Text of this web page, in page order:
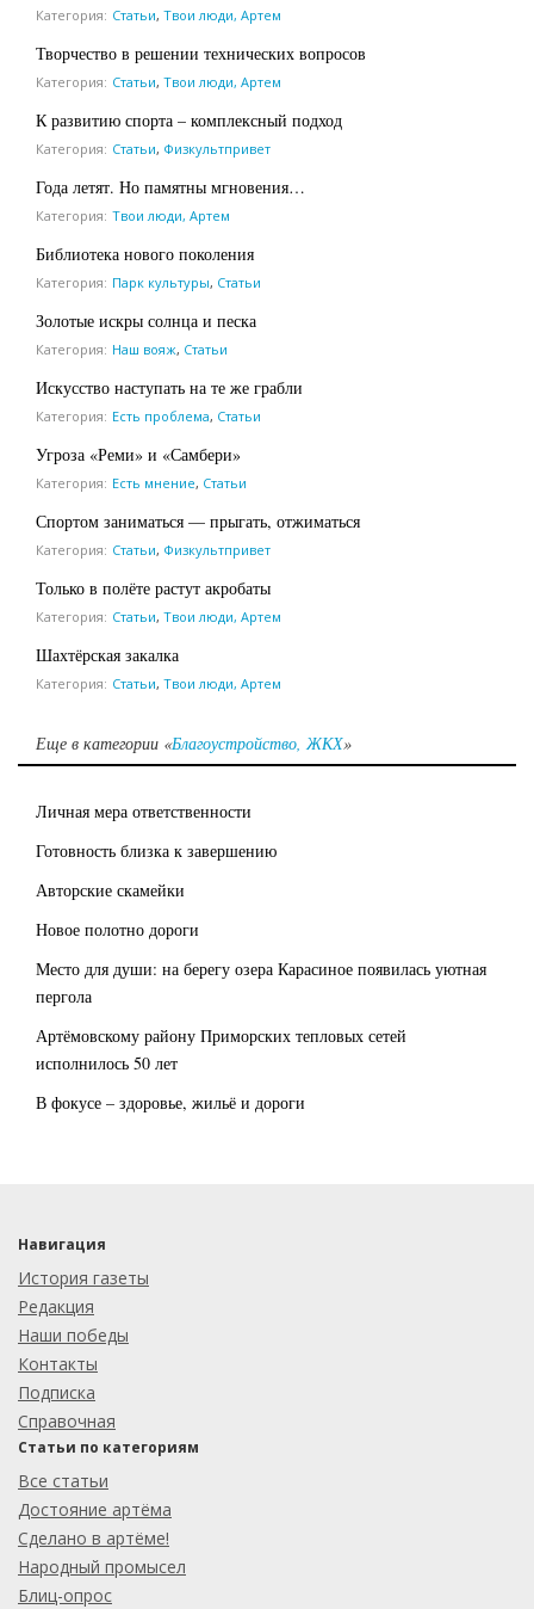
Категория: Статьи, Твои люди, Артем
Творчество в решении технических вопросов
Категория: Статьи, Твои люди, Артем
К развитию спорта – комплексный подход
Категория: Статьи, Физкультпривет
Года летят. Но памятны мгновения…
Категория: Твои люди, Артем
Библиотека нового поколения
Категория: Парк культуры, Статьи
Золотые искры солнца и песка
Категория: Наш вояж, Статьи
Искусство наступать на те же грабли
Категория: Есть проблема, Статьи
Угроза «Реми» и «Самбери»
Категория: Есть мнение, Статьи
Спортом заниматься — прыгать, отжиматься
Категория: Статьи, Физкультпривет
Только в полёте растут акробаты
Категория: Статьи, Твои люди, Артем
Шахтёрская закалка
Категория: Статьи, Твои люди, Артем
Еще в категории «Благоустройство, ЖКХ»
Личная мера ответственности
Готовность близка к завершению
Авторские скамейки
Новое полотно дороги
Место для души: на берегу озера Карасиное появилась уютная
пергола
Артёмовскому району Приморских тепловых сетей
исполнилось 50 лет
В фокусе – здоровье, жильё и дороги
Навигация
История газеты
Редакция
Наши победы
Контакты
Подписка
Справочная
Статьи по категориям
Все статьи
Достояние артёма
Сделано в артёме!
Народный промысел
Блиц-опрос